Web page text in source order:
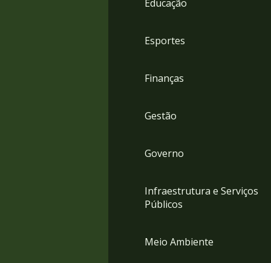
Educação
Esportes
Finanças
Gestão
Governo
Infraestrutura e Serviços
Públicos
Meio Ambiente